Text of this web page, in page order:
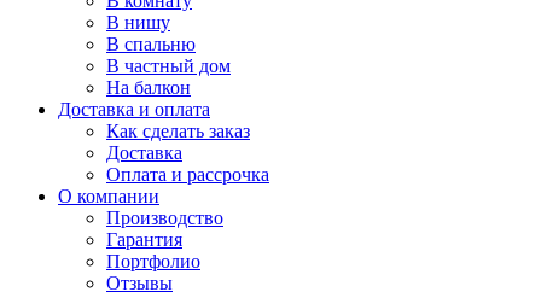
В нишу
В спальню
В частный дом
На балкон
Доставка и оплата
Как сделать заказ
Доставка
Оплата и рассрочка
О компании
Производство
Гарантия
Портфолио
Отзывы